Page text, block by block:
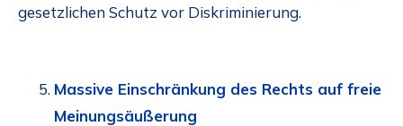
gesetzlichen Schutz vor Diskriminierung.
Massive Einschränkung des Rechts auf freie
Meinungsäußerung